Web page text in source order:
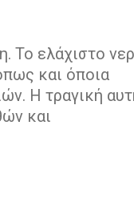
Το ελάχιστο
και όποια
Η τραγική
και